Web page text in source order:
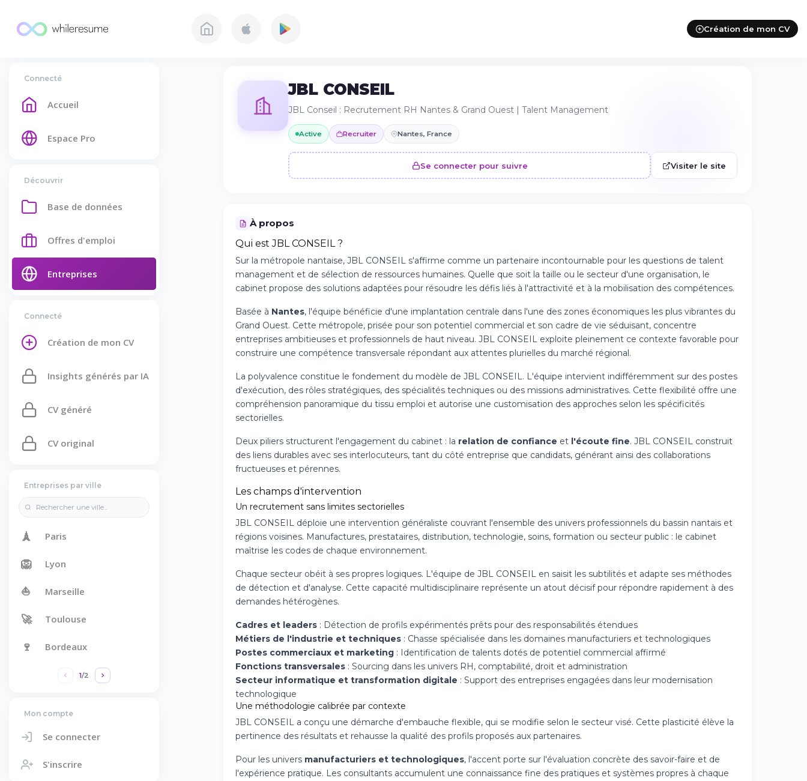
Création de mon CV
Connecté
Accueil
Espace Pro
Découvrir
Base de données
Offres d'emploi
Entreprises
Connecté
Création de mon CV
Insights générés par IA
CV généré
CV original
Entreprises par ville
🗼 Paris
🦁 Lyon
⛵ Marseille
🚀 Toulouse
🍷 Bordeaux
1/2
Mon compte
Se connecter
S'inscrire
JBL CONSEIL
JBL Conseil : Recrutement RH Nantes & Grand Ouest | Talent Management
Active Recruiter Nantes, France
Se connecter pour suivre Visiter le site
À propos
Qui est JBL CONSEIL ?
Sur la métropole nantaise, JBL CONSEIL s'affirme comme un partenaire incontournable pour les questions de talent
management et de sélection de ressources humaines. Quelle que soit la taille ou le secteur d'une organisation, le
cabinet propose des solutions adaptées pour résoudre les défis liés à l'attractivité et à la mobilisation des compétences.
Basée à Nantes, l'équipe bénéficie d'une implantation centrale dans l'une des zones économiques les plus vibrantes du
Grand Ouest. Cette métropole, prisée pour son potentiel commercial et son cadre de vie séduisant, concentre
entreprises ambitieuses et professionnels de haut niveau. JBL CONSEIL exploite pleinement ce contexte favorable pour
construire une compétence transversale répondant aux attentes plurielles du marché régional.
La polyvalence constitue le fondement du modèle de JBL CONSEIL. L'équipe intervient indifféremment sur des postes
d'exécution, des rôles stratégiques, des spécialités techniques ou des missions administratives. Cette flexibilité offre une
compréhension panoramique du tissu emploi et autorise une customisation des approches selon les spécificités
sectorielles.
Deux piliers structurent l'engagement du cabinet : la relation de confiance et l'écoute fine. JBL CONSEIL construit
des liens durables avec ses interlocuteurs, tant du côté entreprise que candidats, générant ainsi des collaborations
fructueuses et pérennes.
Les champs d'intervention
Un recrutement sans limites sectorielles
JBL CONSEIL déploie une intervention généraliste couvrant l'ensemble des univers professionnels du bassin nantais et
régions voisines. Manufactures, prestataires, distribution, technologie, soins, formation ou secteur public : le cabinet
maîtrise les codes de chaque environnement.
Chaque secteur obéit à ses propres logiques. L'équipe de JBL CONSEIL en saisit les subtilités et adapte ses méthodes
de détection et d'analyse. Cette capacité multidisciplinaire représente un atout décisif pour répondre rapidement à des
demandes hétérogènes.
Cadres et leaders : Détection de profils expérimentés prêts pour des responsabilités étendues
Métiers de l'industrie et techniques : Chasse spécialisée dans les domaines manufacturiers et technologiques
Postes commerciaux et marketing : Identification de talents dotés de potentiel commercial affirmé
Fonctions transversales : Sourcing dans les univers RH, comptabilité, droit et administration
Secteur informatique et transformation digitale : Support des entreprises engagées dans leur modernisation
technologique
Une méthodologie calibrée par contexte
JBL CONSEIL a conçu une démarche d'embauche flexible, qui se modifie selon le secteur visé. Cette plasticité élève la
pertinence des résultats et rehausse la qualité des profils proposés aux partenaires.
Pour les univers manufacturiers et technologiques, l'accent porte sur l'évaluation concrète des savoir-faire et de
l'expérience pratique. Les consultants accumulent une connaissance fine des pratiques et systèmes propres à chaque